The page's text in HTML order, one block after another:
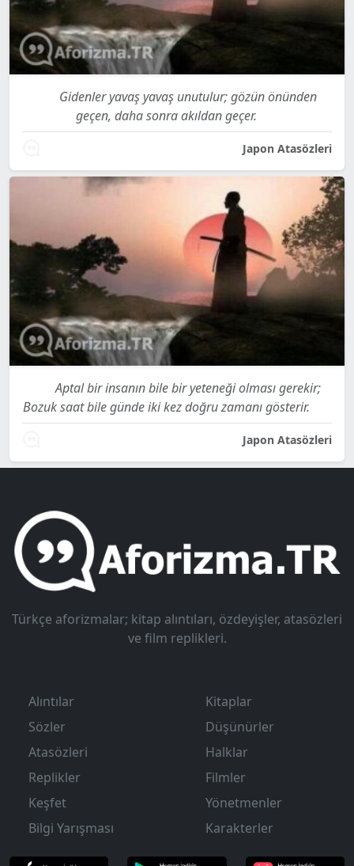
Gidenler yavaş yavaş unutulur; gözün önünden
geçen, daha sonra akıldan geçer.
Japon Atasözleri
Aptal bir insanın bile bir yeteneği olması gerekir;
Bozuk saat bile günde iki kez doğru zamanı gösterir.
Japon Atasözleri
Türkçe aforizmalar; kitap alıntıları, özdeyişler, atasözleri
ve film replikleri.
Alıntılar
Sözler
Atasözleri
Replikler
Keşfet
Bilgi Yarışması
Kitaplar
Düşünürler
Halklar
Filmler
Yönetmenler
Karakterler